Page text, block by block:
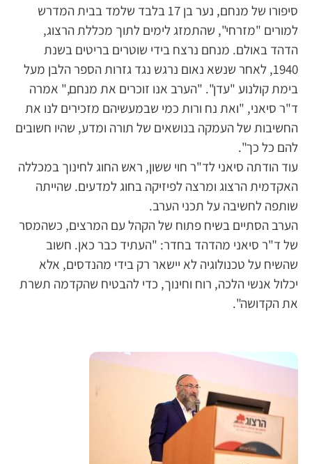
סיפורו של מנחם, נער בן 17 בלבד שלמד בבית המדרש
למורים "מזרחי", שהתמזג לימים לתוך מכללת הרצוג,
הדהד באולם. מנחם נרצח בידי שוטרים בריטים בשנת
1940, לאחר שנשא נאום נרגש נגד גזרות הספר הלבן מעל
בימת קולנוע "עדן". "הערב אנו זוכרים את מנחם," אמרה
ד"ר סיאני, "ואת נח ורות כמי שבמעשיהם מזכירים לנו את
החשיבות של העמקה בנושאים של תורה ומדע, שהיו חשובים
להם כל כך".
עוד הודתה סיאני לד"ר חוי ששון, ראש החוג לחינוך במכללה
האקדמית הרצוג ומרצה לפיזיקה בחוג למדעים. שהייתה
שותפה לחשיבה על תכני הערב.
הערב הסתיים בשיח פתוח של הקהל עם המרצים, כשהמסר
של ד"ר סיאני מהדהד בחדר: "העתיד כבר כאן. חשוב
שהשיח על טכנולוגיה לא יישאר רק בידי מהנדסים, אלא
יכלול אנשי הלכה, רוח וחינוך, כדי להבטיח שהקדמה תשרת
את הקדושה".